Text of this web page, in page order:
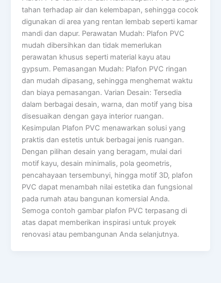
tahan terhadap air dan kelembapan, sehingga cocok
digunakan di area yang rentan lembab seperti kamar
mandi dan dapur. Perawatan Mudah: Plafon PVC
mudah dibersihkan dan tidak memerlukan
perawatan khusus seperti material kayu atau
gypsum. Pemasangan Mudah: Plafon PVC ringan
dan mudah dipasang, sehingga menghemat waktu
dan biaya pemasangan. Varian Desain: Tersedia
dalam berbagai desain, warna, dan motif yang bisa
disesuaikan dengan gaya interior ruangan.
Kesimpulan Plafon PVC menawarkan solusi yang
praktis dan estetis untuk berbagai jenis ruangan.
Dengan pilihan desain yang beragam, mulai dari
motif kayu, desain minimalis, pola geometris,
pencahayaan tersembunyi, hingga motif 3D, plafon
PVC dapat menambah nilai estetika dan fungsional
pada rumah atau bangunan komersial Anda.
Semoga contoh gambar plafon PVC terpasang di
atas dapat memberikan inspirasi untuk proyek
renovasi atau pembangunan Anda selanjutnya.